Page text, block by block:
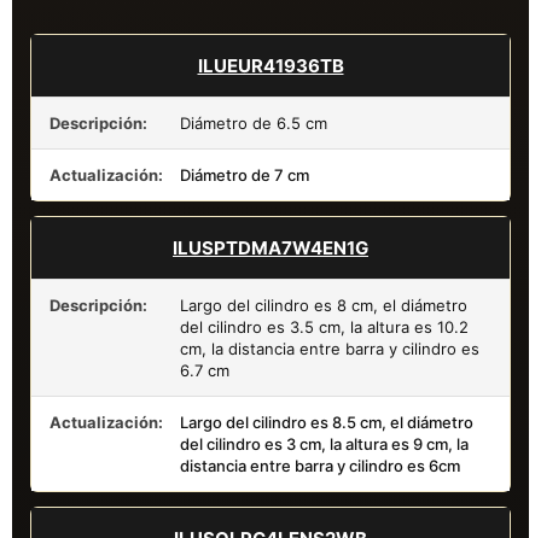
ILUEUR41936TB
Descripción: Diámetro de 6.5 cm
Actualización: Diámetro de 7 cm
ILUSPTDMA7W4EN1G
Descripción:
Largo del cilindro es 8 cm, el diámetro
del cilindro es 3.5 cm, la altura es 10.2
cm, la distancia entre barra y cilindro es
6.7 cm
Actualización:
Largo del cilindro es 8.5 cm, el diámetro
del cilindro es 3 cm, la altura es 9 cm, la
distancia entre barra y cilindro es 6cm